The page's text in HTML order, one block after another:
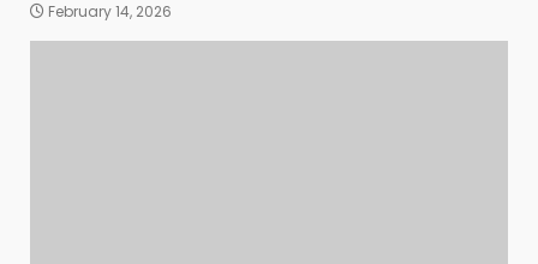
February 14, 2026